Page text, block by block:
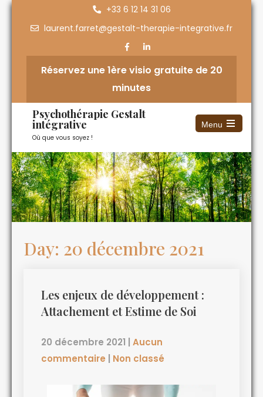
+33 6 12 14 31 06
laurent.farret@gestalt-therapie-integrative.fr
Réservez une 1ère visio gratuite de 20
minutes
Psychothérapie Gestalt
intégrative
Où que vous soyez !
Menu
Day: 20 décembre 2021
Les enjeux de développement :
Attachement et Estime de Soi
20 décembre 2021
Aucun
commentaire
Non classé